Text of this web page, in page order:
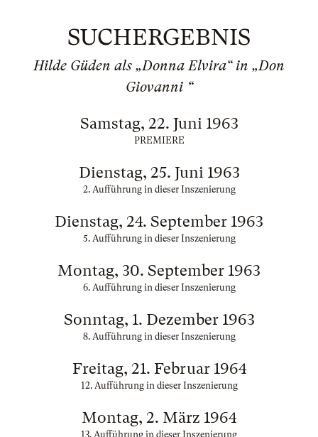
SUCHERGEBNIS
Hilde Güden als „Donna Elvira“ in „Don
Giovanni “
Samstag, 22. Juni 1963
PREMIERE
Dienstag, 25. Juni 1963
2. Aufführung in dieser Inszenierung
Dienstag, 24. September 1963
5. Aufführung in dieser Inszenierung
Montag, 30. September 1963
6. Aufführung in dieser Inszenierung
Sonntag, 1. Dezember 1963
8. Aufführung in dieser Inszenierung
Freitag, 21. Februar 1964
12. Aufführung in dieser Inszenierung
Montag, 2. März 1964
13. Aufführung in dieser Inszenierung